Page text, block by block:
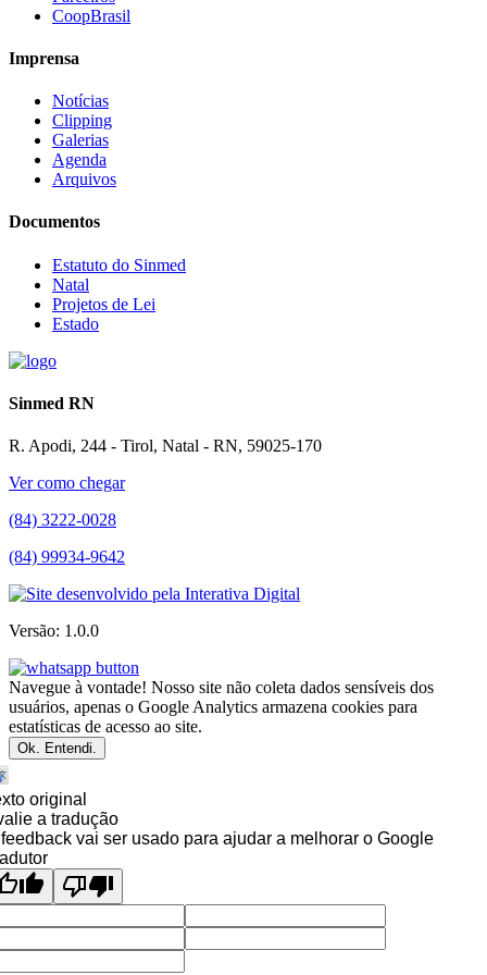
CoopBrasil
Imprensa
Notícias
Clipping
Galerias
Agenda
Arquivos
Documentos
Estatuto do Sinmed
Natal
Projetos de Lei
Estado
Sinmed RN
R. Apodi, 244 - Tirol, Natal - RN, 59025-170
Ver como chegar
(84) 3222-0028
(84) 99934-9642
Versão: 1.0.0
Navegue à vontade! Nosso site não coleta dados sensíveis dos
usuários, apenas o Google Analytics armazena cookies para
estatísticas de acesso ao site.
Ok. Entendi.
original
a tradução
vai ser usado para ajudar a melhorar o Google